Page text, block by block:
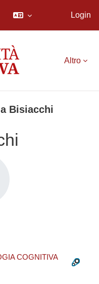
Login
Altro
Bisiacchi
COGNITIVA